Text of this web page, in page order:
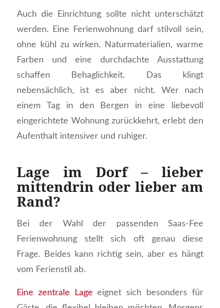
Auch die Einrichtung sollte nicht unterschätzt
werden. Eine Ferienwohnung darf stilvoll sein,
ohne kühl zu wirken. Naturmaterialien, warme
Farben und eine durchdachte Ausstattung
schaffen Behaglichkeit. Das klingt
nebensächlich, ist es aber nicht. Wer nach
einem Tag in den Bergen in eine liebevoll
eingerichtete Wohnung zurückkehrt, erlebt den
Aufenthalt intensiver und ruhiger.
Lage im Dorf – lieber
mittendrin oder lieber am
Rand?
Bei der Wahl der passenden Saas-Fee
Ferienwohnung stellt sich oft genau diese
Frage. Beides kann richtig sein, aber es hängt
vom Ferienstil ab.
Eine zentrale Lage eignet sich besonders für